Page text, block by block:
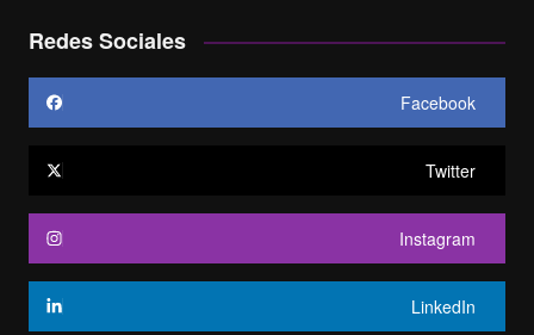
Redes Sociales
Facebook
Twitter
Instagram
LinkedIn